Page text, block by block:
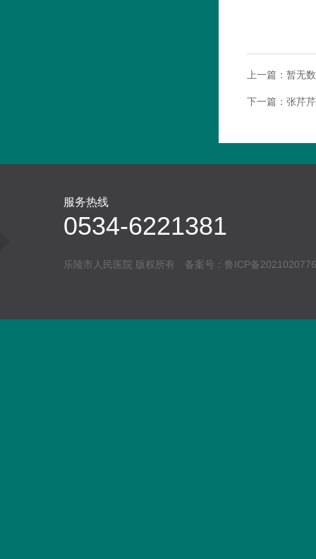
上一篇： 暂无
下一篇： 张芹芹
服务热线
0534-6221381
乐陵市人民医院 版权所有 备案号： 鲁ICP备